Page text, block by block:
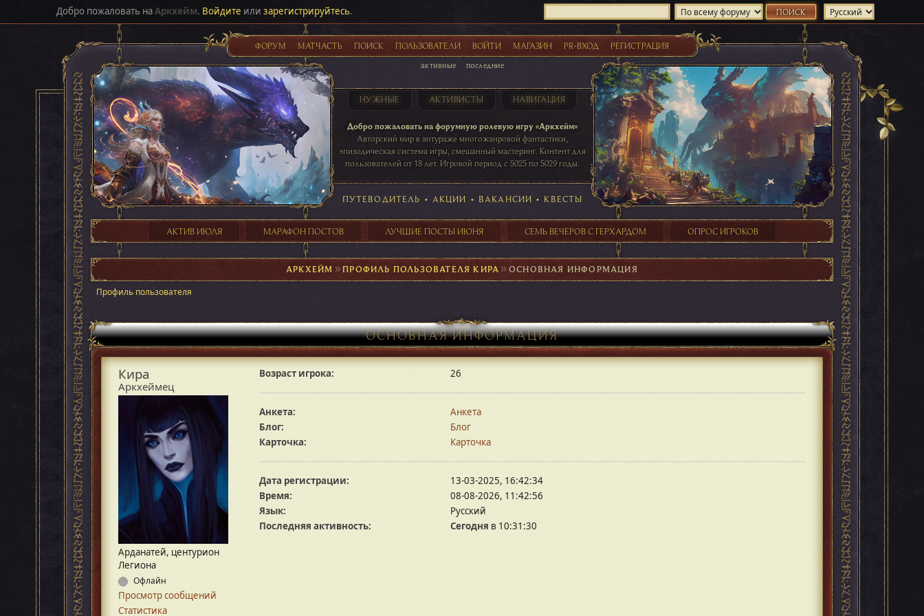
Добро пожаловать наАркхейм. Войдите или зарегистрируйтесь.
ФОРУМ МАТЧАСТЬ ПОИСК ПОЛЬЗОВАТЕЛИ ВОЙТИ МАГАЗИН PR-ВХОД РЕГИСТРАЦИЯ
активные последние
НУЖНЫЕ АКТИВИСТЫ НАВИГАЦИЯ
Добро пожаловать на форумную ролевую игру «Аркхейм»
Авторский мир в антураже многожанровой фантастики,
эпизодическая система игры, смешанный мастеринг. Контент для
пользователей от 18 лет. Игровой период с 5025 по 5029 годы.
таблице игровой активности
41 ПОСТОВ 31 ПОСТОВ 29 ПОСТОВ 24 ПОСТОВ
ПУТЕВОДИТЕЛЬ • АКЦИИ • ВАКАНСИИ • КВЕСТЫ
АКТИВ ИЮЛЯ МАРАФОН ПОСТОВ ЛУЧШИЕ ПОСТЫ ИЮНЯ СЕМЬ ВЕЧЕРОВ С ГЕРХАРДОМ ОПРОС ИГРОКОВ
АРКХЕЙМ ►ПРОФИЛЬ ПОЛЬЗОВАТЕЛЯ КИРА ►ОСНОВНАЯ ИНФОРМАЦИЯ
Профиль пользователя
ОСНОВНАЯ ИНФОРМАЦИЯ
Кира
Аркхеймец
Арданатей, центурион
Легиона
Офлайн
Просмотр сообщений
Статистика
Возраст игрока: 26
Анкета:
Анкета
Блог:
Блог
Карточка:
Карточка
Дата регистрации:
13-03-2025, 16:42:34
Время:
08-08-2026, 11:42:56
Язык:
Русский
Последняя активность:
Сегодня в 10:31:30